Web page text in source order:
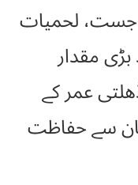
جست، لحمیات
بڑی مقدار
عمر کے
سے حفاظت